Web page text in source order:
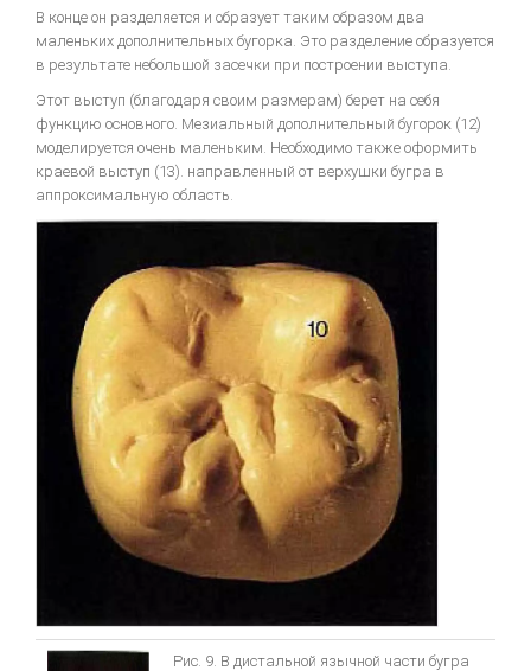
В конце он разделяется и образует таким образом два
маленьких дополнительных бугорка. Это разделение образуется
в результате небольшой засечки при построении выступа.
Этот выступ (благодаря своим размерам) берет на себя
функцию основного. Мезиальный дополнительный бугорок (12)
моделируется очень маленьким. Необходимо также оформить
краевой выступ (13). направленный от верхушки бугра в
аппроксимальную область.
Рис. 9. В дистальной язычной части бугра